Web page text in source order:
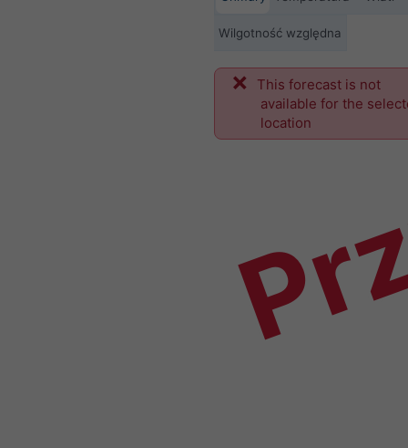
Wilgotność względna
This forecast is not
available for the
location